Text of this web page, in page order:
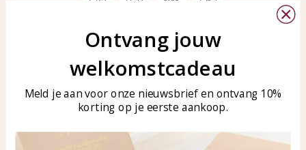
Veelgestelde vragen
Sieraden onderhouden
KAYA Sieraden
Bellen of WhatsApp Ma-Vr
Tel: 0850003187
WhatsApp: 0850003187
klantenservice@kayasierade
Ontvang jouw
welkomstcadeau
Meld je aan voor onze nieuwsbrief en ontvang 10%
korting op je eerste aankoop.